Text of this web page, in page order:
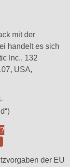
mit der
handelt es sich
Inc., 132
USA,
der EU